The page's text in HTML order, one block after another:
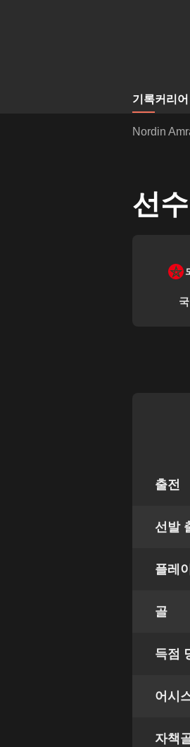
기록커리어
Nordin
선
출전
선발
플레
골
득점
어시
자책